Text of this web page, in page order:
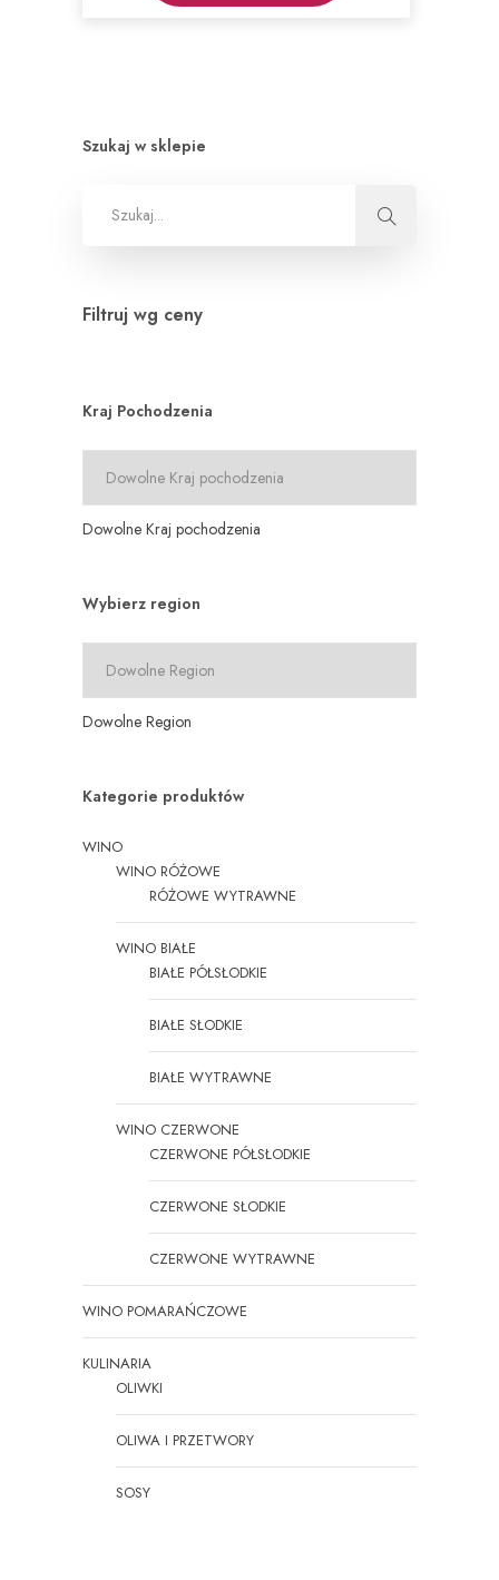
Szukaj w sklepie
Filtruj wg ceny
Kraj Pochodzenia
Dowolne Kraj pochodzenia
Wybierz region
Dowolne Region
Kategorie produktów
WINO
WINO RÓŻOWE
RÓŻOWE WYTRAWNE
WINO BIAŁE
BIAŁE PÓŁSŁODKIE
BIAŁE SŁODKIE
BIAŁE WYTRAWNE
WINO CZERWONE
CZERWONE PÓŁSŁODKIE
CZERWONE SŁODKIE
CZERWONE WYTRAWNE
WINO POMARAŃCZOWE
KULINARIA
OLIWKI
OLIWA I PRZETWORY
SOSY